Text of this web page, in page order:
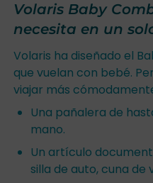
Volaris Baby
necesita en un
Volaris ha diseñado el
que vuelan con bebé.
viajar más
Una pañalera de
mano.
Un artículo
silla de auto, cuna de